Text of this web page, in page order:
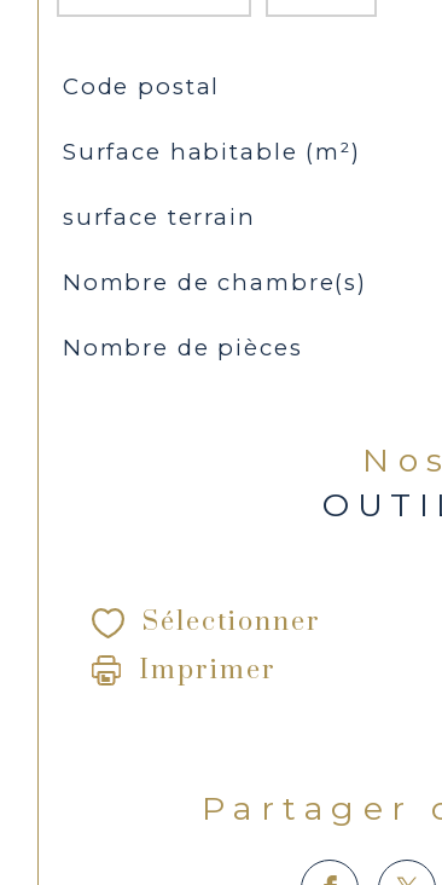
TRAD_SIROCCO_Caracteristique
Code postal
Surface habitable (m²)
surface terrain
Nombre de chambre(s)
Nombre de pièces
Nos
Sélectionner
Imprimer
Partager